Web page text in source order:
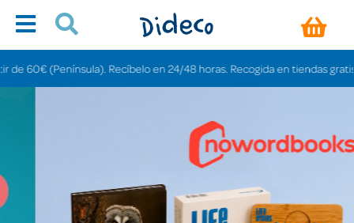
Recíbelo en 24/48 horas. Recogida en tiendas gratis en 3-6 días.